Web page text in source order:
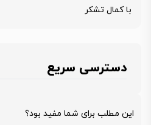
با کمال تشکر
دسترسی سریع
این مطلب برای شما مفید بود؟